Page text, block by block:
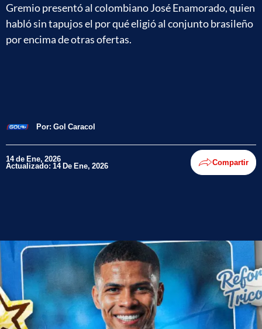
Gremio presentó al colombiano José Enamorado, quien
habló sin tapujos el por qué eligió al conjunto brasileño
por encima de otras ofertas.
Por: Gol Caracol
14 de Ene, 2026
Actualizado: 14 De Ene, 2026 Compartir